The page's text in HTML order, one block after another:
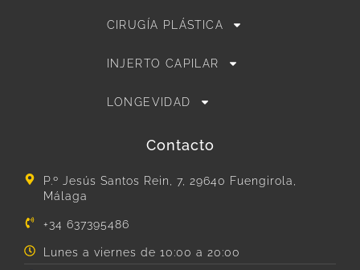
CIRUGÍA PLÁSTICA
INJERTO CAPILAR
LONGEVIDAD
Contacto
P.º Jesús Santos Rein, 7, 29640 Fuengirola,
Málaga
+34 637395486
Lunes a viernes de 10:00 a 20:00